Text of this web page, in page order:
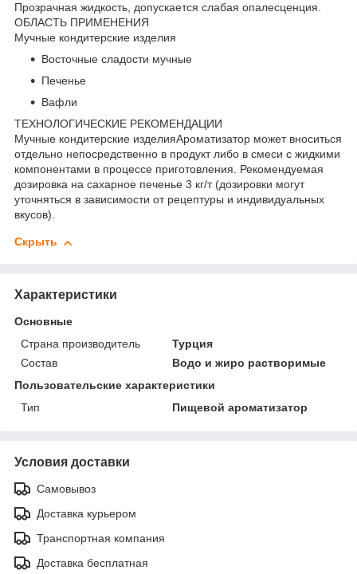
Прозрачная жидкость, допускается слабая опалесценция.
ОБЛАСТЬ ПРИМЕНЕНИЯ
Мучные кондитерские изделия
Восточные сладости мучные
Печенье
Вафли
ТЕХНОЛОГИЧЕСКИЕ РЕКОМЕНДАЦИИ
Мучные кондитерские изделияАроматизатор может вноситься
отдельно непосредственно в продукт либо в смеси с жидкими
компонентами в процессе приготовления. Рекомендуемая
дозировка на сахарное печенье 3 кг/т (дозировки могут
уточняться в зависимости от рецептуры и индивидуальных
вкусов).
Скрыть
Характеристики
Основные
Страна производитель
Турция
Состав
Водо и жиро растворимые
Пользовательские характеристики
Тип
Пищевой ароматизатор
Условия доставки
Самовывоз
Доставка курьером
Транспортная компания
Доставка бесплатная